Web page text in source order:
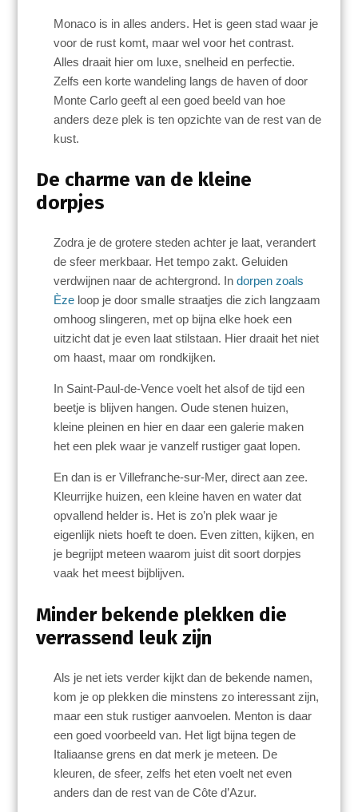
Monaco is in alles anders. Het is geen stad waar je
voor de rust komt, maar wel voor het contrast.
Alles draait hier om luxe, snelheid en perfectie.
Zelfs een korte wandeling langs de haven of door
Monte Carlo geeft al een goed beeld van hoe
anders deze plek is ten opzichte van de rest van de
kust.
De charme van de kleine
dorpjes
Zodra je de grotere steden achter je laat, verandert
de sfeer merkbaar. Het tempo zakt. Geluiden
verdwijnen naar de achtergrond. Indorpen zoals
Èze loop je door smalle straatjes die zich langzaam
omhoog slingeren, met op bijna elke hoek een
uitzicht dat je even laat stilstaan. Hier draait het niet
om haast, maar om rondkijken.
In Saint-Paul-de-Vence voelt het alsof de tijd een
beetje is blijven hangen. Oude stenen huizen,
kleine pleinen en hier en daar een galerie maken
het een plek waar je vanzelf rustiger gaat lopen.
En dan is er Villefranche-sur-Mer, direct aan zee.
Kleurrijke huizen, een kleine haven en water dat
opvallend helder is. Het is zo’n plek waar je
eigenlijk niets hoeft te doen. Even zitten, kijken, en
je begrijpt meteen waarom juist dit soort dorpjes
vaak het meest bijblijven.
Minder bekende plekken die
verrassend leuk zijn
Als je net iets verder kijkt dan de bekende namen,
kom je op plekken die minstens zo interessant zijn,
maar een stuk rustiger aanvoelen. Menton is daar
een goed voorbeeld van. Het ligt bijna tegen de
Italiaanse grens en dat merk je meteen. De
kleuren, de sfeer, zelfs het eten voelt net even
anders dan de rest van de Côte d’Azur.